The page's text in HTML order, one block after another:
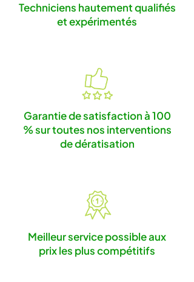
Techniciens hautement qualifiés
et expérimentés
Garantie de satisfaction à 100
% sur toutes nos interventions
de dératisation
Meilleur service possible aux
prix les plus compétitifs